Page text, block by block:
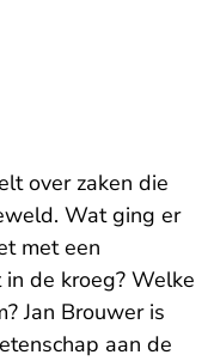
over zaken die
Wat ging er
met een
de kroeg? Welke
Jan Brouwer is
aan de